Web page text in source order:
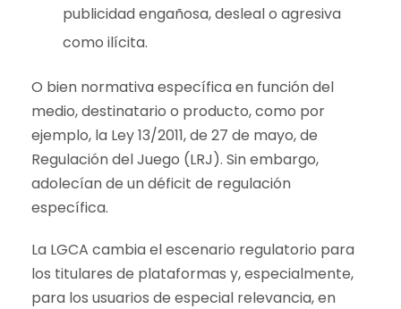
publicidad engañosa, desleal o agresiva
como ilícita.
O bien normativa específica en función del
medio, destinatario o producto, como por
ejemplo, la Ley 13/2011, de 27 de mayo, de
Regulación del Juego (LRJ). Sin embargo,
adolecían de un déficit de regulación
específica.
La LGCA cambia el escenario regulatorio para
los titulares de plataformas y, especialmente,
para los usuarios de especial relevancia, en